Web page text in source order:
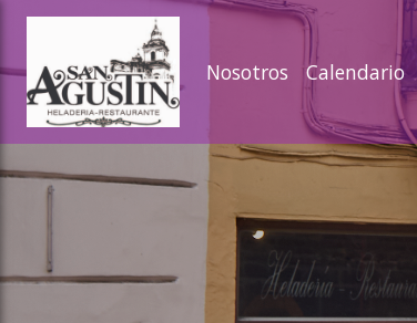
slideout menu.
Nosotros Calendario